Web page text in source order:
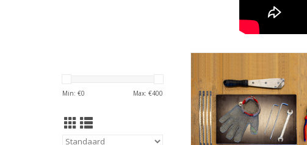
Min: €0 Max: €400
Messenwissel set
TOEVOEGEN AAN WINKELWAGEN